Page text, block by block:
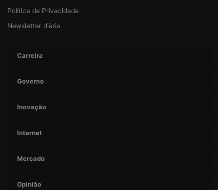
Política de Privacidade
Newsletter diária
Carreira
Governo
Inovação
Internet
Mercado
Opinião